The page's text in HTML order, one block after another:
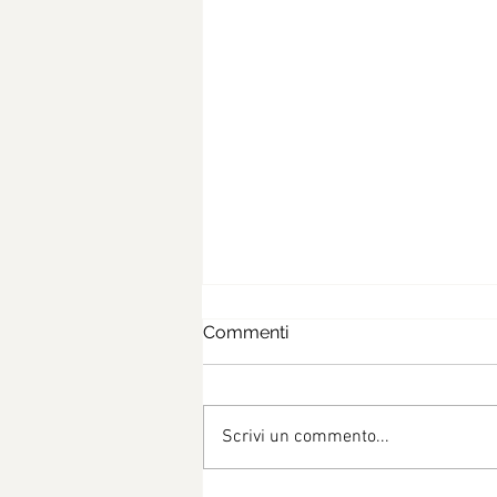
Commenti
Scrivi un commento...